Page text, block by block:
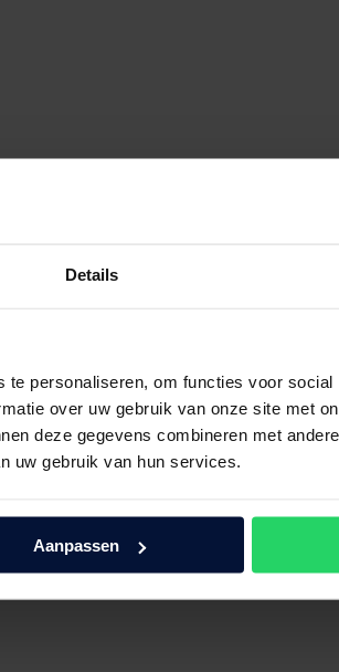
Details
personaliseren, om functies voor
over uw gebruik van onze site met
deze gegevens combineren met
uw gebruik van hun services.
Aanpassen